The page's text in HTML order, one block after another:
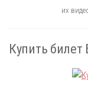
их
Купить билет